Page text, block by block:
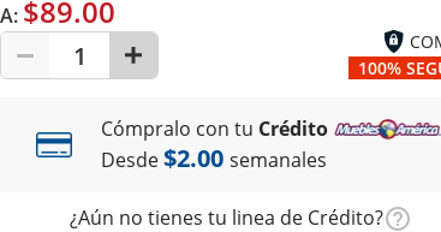
A: $89.00
1
100%
Cómpralo con tu Crédito
Desde$2.00 semanales
¿Aún no tienes tu linea de Crédito?